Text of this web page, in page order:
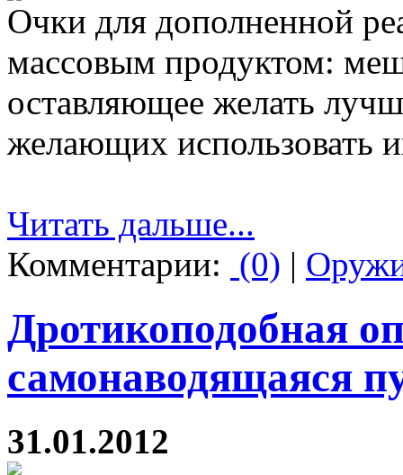
Очки для дополненной
массовым продуктом:
оставляющее желать
желающих использовать
Читать дальше...
Комментарии: (0) |
Дротикоподобная
самонаводящаяся
31.01.2012